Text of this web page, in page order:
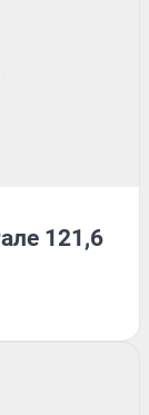
121,6